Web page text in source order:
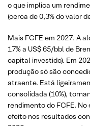
o que implica um
(cerca de 0,3% do valor
Mais FCFE em 2027. A
17% a US$ 65/bbl de
capital investido). Em
produção só são
atraente. Está
consolidada (10%),
rendimento do FCFE.
efeito nos resultados